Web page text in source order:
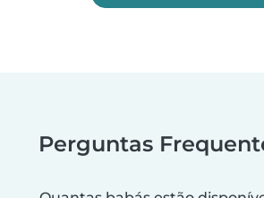
Perguntas